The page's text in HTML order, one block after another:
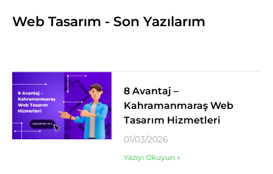
Web Tasarım - Son Yazılarım
8 Avantaj –
Kahramanmaraş Web
Tasarım Hizmetleri
01/03/2026
Yazıyı Okuyun »